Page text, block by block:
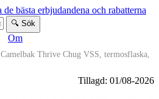
🔍 Sök
Om
Camelbak Thrive Chug VSS, termosflaska,
Tillagd: 01/08-2026